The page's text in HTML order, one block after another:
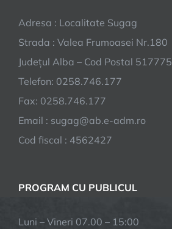
Adresa : Localitate Sugag
Strada : Valea Frumoasei Nr.180
Județul Alba – Cod Postal 517775
Telefon: 0258.746.177
Fax: 0258.746.177
Email : sugag@ab.e-adm.ro
Cod fiscal : 4562427
PROGRAM CU PUBLICUL
Luni – Vineri 07.00 – 15:00